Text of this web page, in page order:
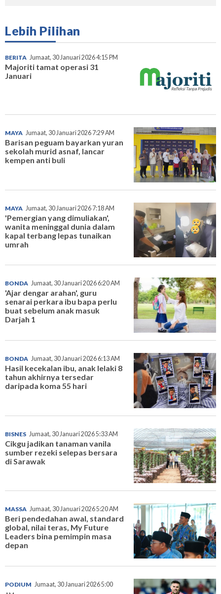
Lebih Pilihan
BERITA Jumaat, 30 Januari 2026 4:15 PM
Majoriti tamat operasi 31
Januari
MAYA Jumaat, 30 Januari 2026 7:29 AM
Barisan peguam bayarkan yuran
sekolah murid asnaf, lancar
kempen anti buli
MAYA Jumaat, 30 Januari 2026 7:18 AM
'Pemergian yang dimuliakan',
wanita meninggal dunia dalam
kapal terbang lepas tunaikan
umrah
BONDA Jumaat, 30 Januari 2026 6:20 AM
'Ajar dengar arahan', guru
senarai perkara ibu bapa perlu
buat sebelum anak masuk
Darjah 1
BONDA Jumaat, 30 Januari 2026 6:13 AM
Hasil kecekalan ibu, anak lelaki 8
tahun akhirnya tersedar
daripada koma 55 hari
BISNES Jumaat, 30 Januari 2026 5:33 AM
Cikgu jadikan tanaman vanila
sumber rezeki selepas bersara
di Sarawak
MASSA Jumaat, 30 Januari 2026 5:20 AM
Beri pendedahan awal, standard
global, nilai teras, My Future
Leaders bina pemimpin masa
depan
PODIUM Jumaat, 30 Januari 2026 5:00